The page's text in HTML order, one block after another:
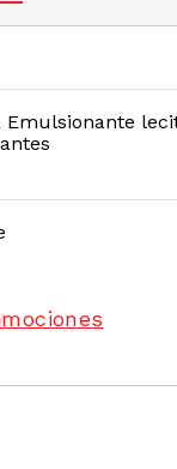
Emulsionante